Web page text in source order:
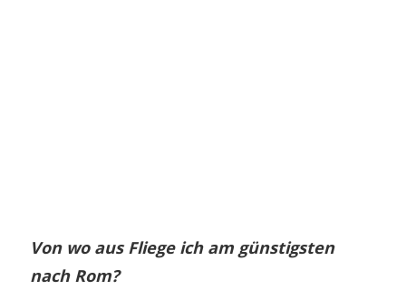
Von wo aus Fliege ich am günstigsten
nach Rom?